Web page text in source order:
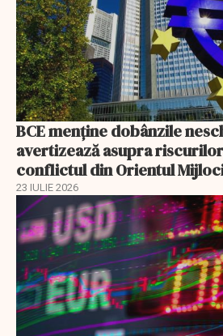
BCE menține dobânzile
avertizează asupra
conflictul din Orientul
23 IULIE 2026